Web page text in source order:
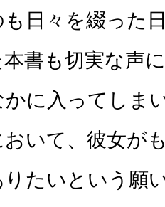
日々を綴った
書も切実な声
かに入ってしま
おいて、彼女が
たいという願